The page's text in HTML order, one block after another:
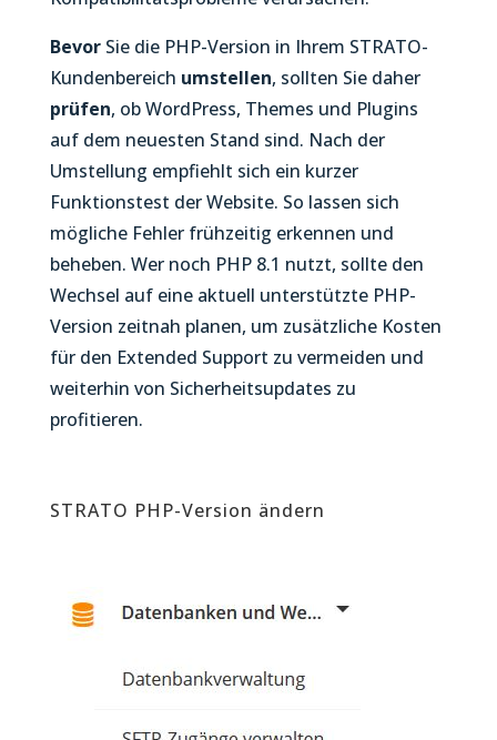
BevorSie die PHP-Version in Ihrem STRATO-
Kundenbereich umstellen, sollten Sie daher
prüfen, ob WordPress, Themes und Plugins
auf dem neuesten Stand sind. Nach der
Umstellung empfiehlt sich ein kurzer
Funktionstest der Website. So lassen sich
mögliche Fehler frühzeitig erkennen und
beheben. Wer noch PHP 8.1 nutzt, sollte den
Wechsel auf eine aktuell unterstützte PHP-
Version zeitnah planen, um zusätzliche Kosten
für den Extended Support zu vermeiden und
weiterhin von Sicherheitsupdates zu
profitieren.
STRATO PHP-Version ändern